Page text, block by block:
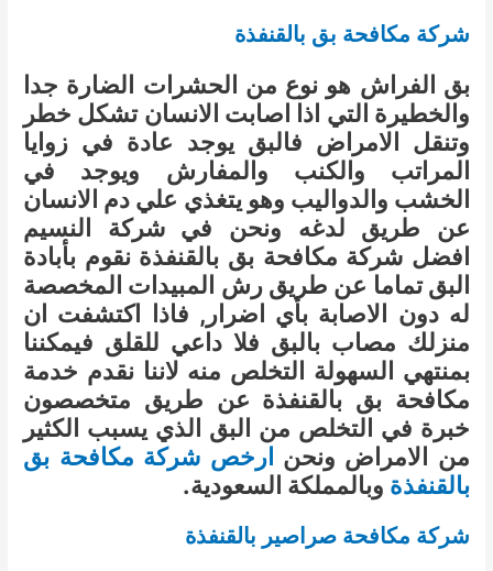
شركة مكافحة بق بالقنفذة
بق الفراش هو نوع من الحشرات الضارة جدا
والخطيرة التي اذا اصابت الانسان تشكل خطر
وتنقل الامراض فالبق يوجد عادة في زوايا
المراتب والكنب والمفارش ويوجد في
الخشب والدواليب وهو يتغذي علي دم الانسان
عن طريق لدغه ونحن في شركة النسيم
افضل شركة مكافحة بق بالقنفذة نقوم بأبادة
البق تماما عن طريق رش المبيدات المخصصة
له دون الاصابة بأي اضرار, فاذا اكتشفت ان
منزلك مصاب بالبق فلا داعي للقلق فيمكننا
بمنتهي السهولة التخلص منه لاننا نقدم خدمة
مكافحة بق بالقنفذة عن طريق متخصصون
خبرة في التخلص من البق الذي يسبب الكثير
من الامراض ونحن ارخص شركة مكافحة بق
بالقنفذة وبالمملكة السعودية.
شركة مكافحة صراصير بالقنفذة